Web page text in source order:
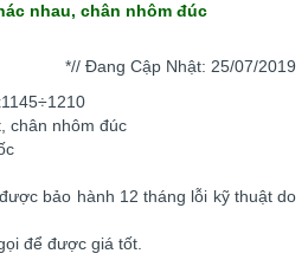
nhau, chân nhôm đúc
*// Đang Cập Nhật: 25/07/2019
chân nhôm đúc
bảo hành 12 tháng lỗi kỹ thuật do
để được giá tốt.